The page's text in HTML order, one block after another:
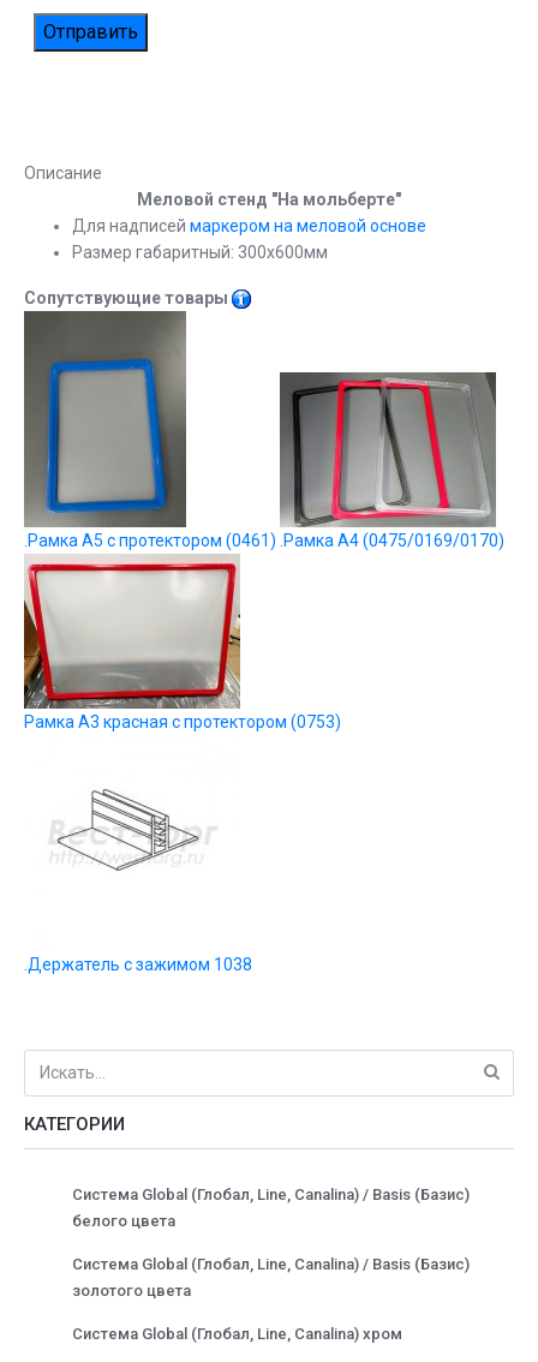
Описание
Меловой стенд "На мольберте"
Для надписей маркером на меловой основе
Размер габаритный: 300х600мм
Сопутствующие товары
.Рамка А5 с протектором (0461) .Рамка А4 (0475/0169/0170)
Рамка А3 красная с протектором (0753)
.Держатель с зажимом 1038
КАТЕГОРИИ
Система Global (Глобал, Line, Canalina) / Basis (Базис)
белого цвета
Система Global (Глобал, Line, Canalina) / Basis (Базис)
золотого цвета
Система Global (Глобал, Line, Canalina) хром